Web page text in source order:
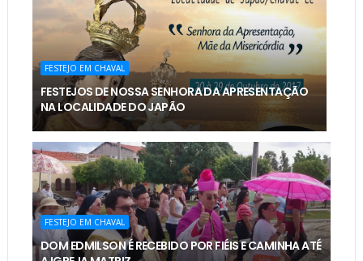
FESTEJO EM CHAVAL
FESTEJOS DE NOSSA SENHORA DA APRESENTAÇÃO
NA LOCALIDADE DO JAPÃO
FESTEJO EM CHAVAL
DOM EDMILSON É RECEBIDO POR FIÉIS E CAMINHA ATÉ